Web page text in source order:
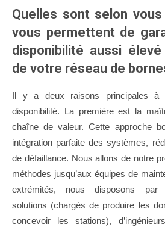
Quelles sont selon
vous permettent de
disponibilité aussi élevé
de votre réseau de
Il y a deux raisons principales à
disponibilité. La première est la
chaîne de valeur. Cette approche
intégration parfaite des systèmes,
de défaillance. Nous allons de notre
méthodes jusqu’aux équipes de
extrémités, nous disposons par
solutions (chargés de produire les
concevoir les stations),